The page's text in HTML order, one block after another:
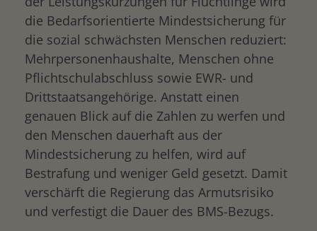
die Bedarfsorientierte Mindestsicherung für
die sozial schwächsten Menschen reduziert:
Mehrpersonenhaushalte, Menschen ohne
Pflichtschulabschluss sowie EWR- und
Drittstaatsangehörige. Anstatt einen
genauen Blick auf die Zahlen zu werfen und
den Menschen dauerhaft aus der
Mindestsicherung zu helfen, wird auf
Bestrafung und weniger Geld gesetzt. Damit
verschärft die Regierung das Armutsrisiko
und verfestigt die Dauer des BMS-Bezugs.